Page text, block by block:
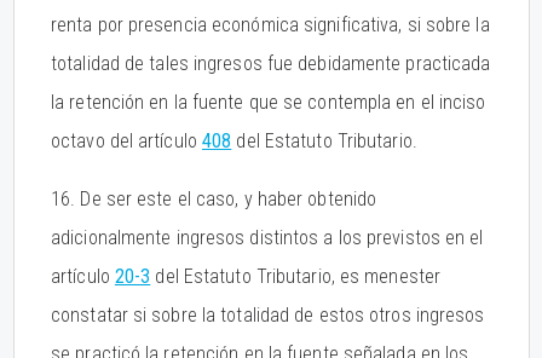
renta por presencia económica significativa, si sobre la
totalidad de tales ingresos fue debidamente practicada
la retención en la fuente que se contempla en el inciso
octavo del artículo 408 del Estatuto Tributario.
16. De ser este el caso, y haber obtenido
adicionalmente ingresos distintos a los previstos en el
artículo 20-3 del Estatuto Tributario, es menester
constatar si sobre la totalidad de estos otros ingresos
se practicó la retención en la fuente señalada en los